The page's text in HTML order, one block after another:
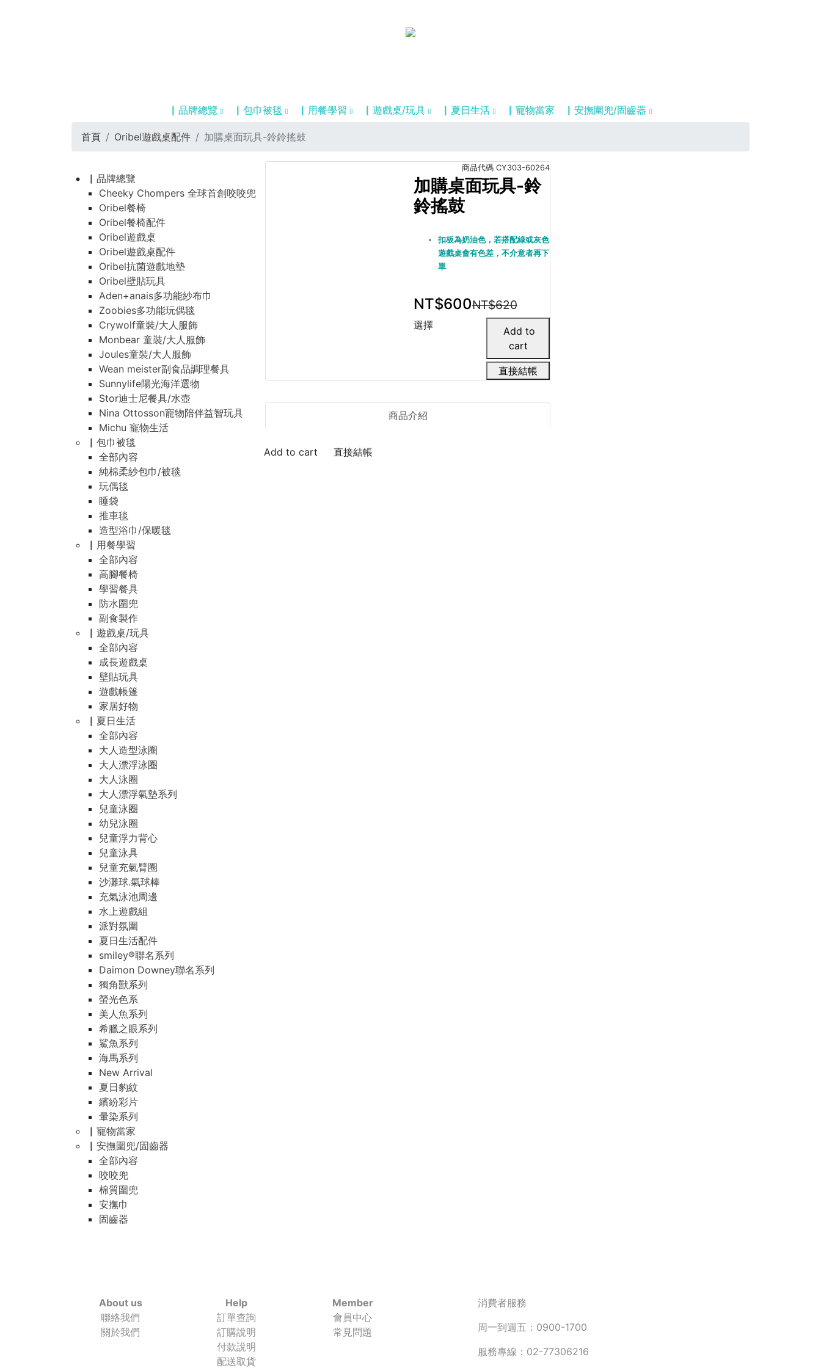
▏品牌總覽 ▏包巾被毯 ▏用餐學習 ▏遊戲桌/玩具 ▏夏日生活 ▏寵物當家 ▏安撫圍兜/固齒器
首頁 Oribel遊戲桌配件 加購桌面玩具-鈴鈴搖鼓
▏品牌總覽
Cheeky Chompers 全球首創咬咬兜
Oribel餐椅
Oribel餐椅配件
Oribel遊戲桌
Oribel遊戲桌配件
Oribel抗菌遊戲地墊
Oribel壁貼玩具
Aden+anais多功能紗布巾
Zoobies多功能玩偶毯
Crywolf童裝/大人服飾
Monbear 童裝/大人服飾
Joules童裝/大人服飾
Wean meister副食品調理餐具
Sunnylife陽光海洋選物
Stor迪士尼餐具/水壺
Nina Ottosson寵物陪伴益智玩具
Michu 寵物生活
▏包巾被毯
全部內容
純棉柔紗包巾/被毯
玩偶毯
睡袋
推車毯
造型浴巾/保暖毯
▏用餐學習
全部內容
高腳餐椅
學習餐具
防水圍兜
副食製作
▏遊戲桌/玩具
全部內容
成長遊戲桌
壁貼玩具
遊戲帳篷
家居好物
▏夏日生活
全部內容
大人造型泳圈
大人漂浮泳圈
大人泳圈
大人漂浮氣墊系列
兒童泳圈
幼兒泳圈
兒童浮力背心
兒童泳具
兒童充氣臂圈
沙灘球.氣球棒
充氣泳池周邊
水上遊戲組
派對氛圍
夏日生活配件
smiley®聯名系列
Daimon Downey聯名系列
獨角獸系列
螢光色系
美人魚系列
希臘之眼系列
鯊魚系列
海馬系列
New Arrival
夏日豹紋
繽紛彩片
暈染系列
▏寵物當家
▏安撫圍兜/固齒器
全部內容
咬咬兜
棉質圍兜
安撫巾
固齒器
商品代碼 CY303-60264
加購桌面玩具-鈴
鈴搖鼓
扣板為奶油色，若搭配綠或灰色
遊戲桌會有色差，不介意者再下
單
NT$600NT$620
選擇
直接結帳
商品介紹
直接結帳
About us
聯絡我們
關於我們
Help
訂單查詢
訂購說明
付款說明
配送取貨
Member
會員中心
常見問題
消費者服務
周一到週五：0900-1700
服務專線：02-77306216